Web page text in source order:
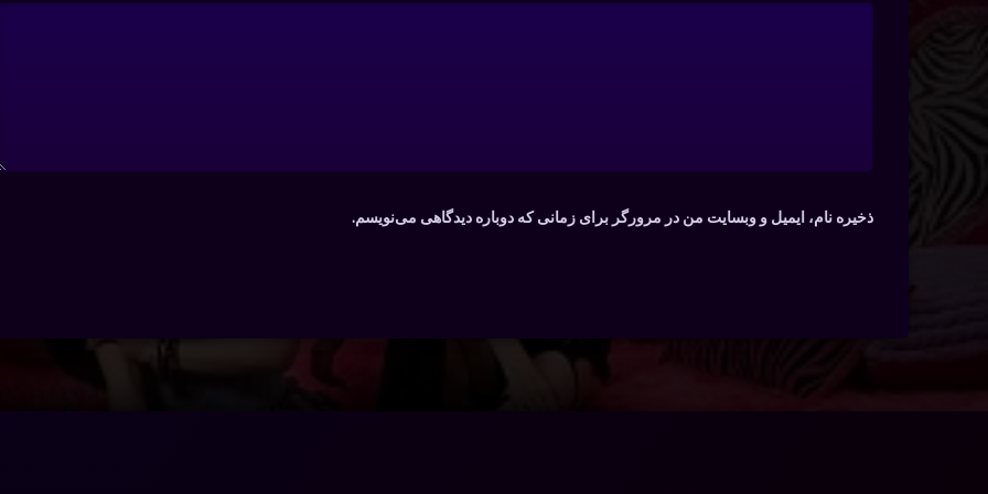
ذخیره نام، ایمیل و وبسایت من در مرورگر برای زمانی که دوباره دیدگاهی می‌نویسم.